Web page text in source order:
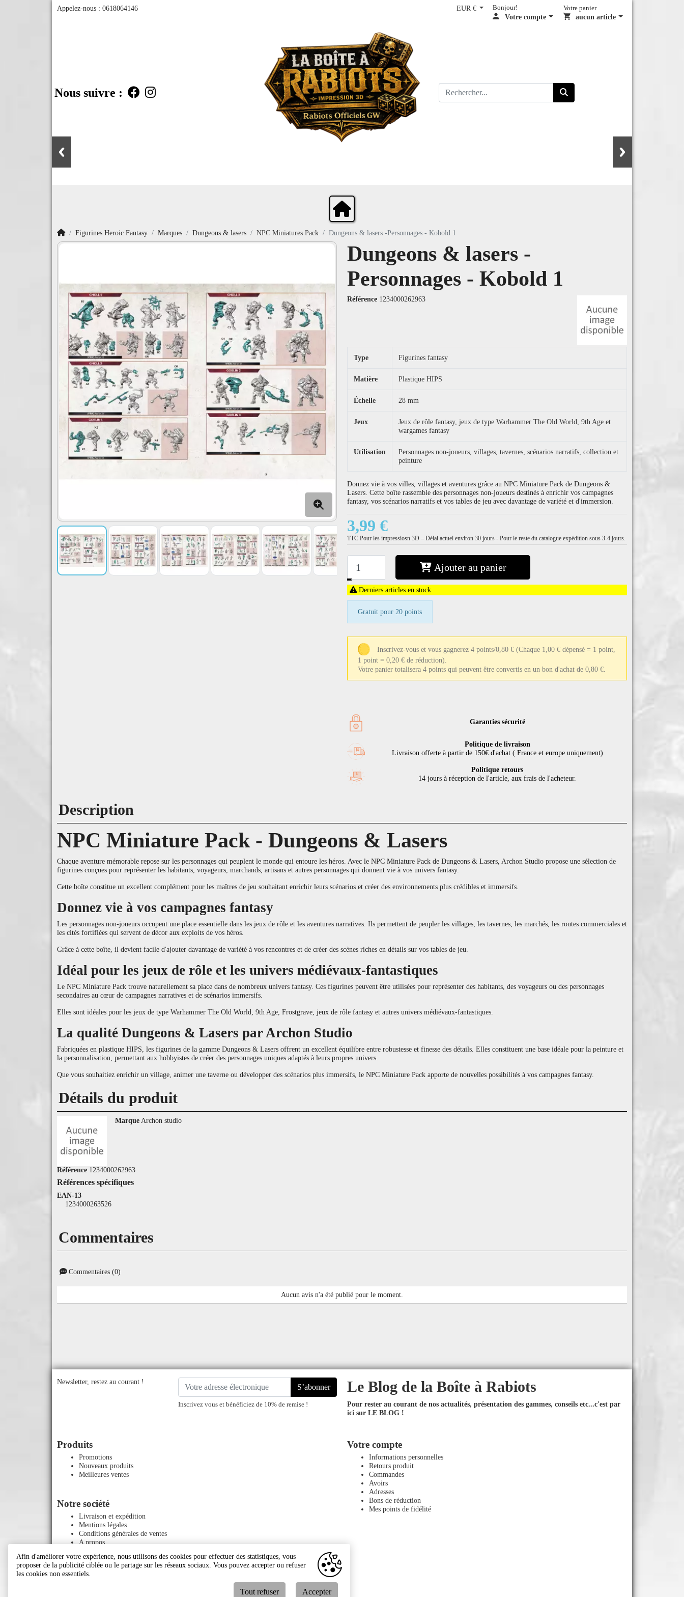
Appelez-nous : 0618064146 EUR € Bonjour!
Votre compte
Votre panier
aucun article
Nous suivre :
AccueilFigurines Heroic Fantasy Marques Dungeons & lasers NPC Miniatures Pack Dungeons & lasers -Personnages - Kobold 1
Dungeons & lasers -
Personnages - Kobold 1
Référence 1234000262963
Type Figurines fantasy
Matière Plastique HIPS
Échelle 28 mm
Jeux
Jeux de rôle fantasy, jeux de type Warhammer The Old World, 9th Age et
wargames fantasy
Utilisation
Personnages non-joueurs, villages, tavernes, scénarios narratifs, collection et
peinture
Donnez vie à vos villes, villages et aventures grâce au NPC Miniature Pack de Dungeons &
Lasers. Cette boîte rassemble des personnages non-joueurs destinés à enrichir vos campagnes
fantasy, vos scénarios narratifs et vos tables de jeu avec davantage de variété et d'immersion.
3,99 €
TTC Pour les impressiosn 3D – Délai actuel environ 30 jours - Pour le reste du catalogue expédition sous 3-4 jours.
+
−
Ajouter au panier
Derniers articles en stock
Gratuit pour 20 points
Inscrivez-vous et vous gagnerez 4 points/0,80 € (Chaque 1,00 € dépensé = 1 point,
1 point = 0,20 € de réduction).
Votre panier totalisera 4 points qui peuvent être convertis en un bon d'achat de 0,80 €.
Garanties sécurité
Politique de livraison
Livraison offerte à partir de 150€ d'achat ( France et europe uniquement)
Politique retours
14 jours à réception de l'article, aux frais de l'acheteur.
Description
NPC Miniature Pack - Dungeons & Lasers
Chaque aventure mémorable repose sur les personnages qui peuplent le monde qui entoure les héros. Avec le NPC Miniature Pack de Dungeons & Lasers, Archon Studio propose une sélection de
figurines conçues pour représenter les habitants, voyageurs, marchands, artisans et autres personnages qui donnent vie à vos univers fantasy.
Cette boîte constitue un excellent complément pour les maîtres de jeu souhaitant enrichir leurs scénarios et créer des environnements plus crédibles et immersifs.
Donnez vie à vos campagnes fantasy
Les personnages non-joueurs occupent une place essentielle dans les jeux de rôle et les aventures narratives. Ils permettent de peupler les villages, les tavernes, les marchés, les routes commerciales et
les cités fortifiées qui servent de décor aux exploits de vos héros.
Grâce à cette boîte, il devient facile d'ajouter davantage de variété à vos rencontres et de créer des scènes riches en détails sur vos tables de jeu.
Idéal pour les jeux de rôle et les univers médiévaux-fantastiques
Le NPC Miniature Pack trouve naturellement sa place dans de nombreux univers fantasy. Ces figurines peuvent être utilisées pour représenter des habitants, des voyageurs ou des personnages
secondaires au cœur de campagnes narratives et de scénarios immersifs.
Elles sont idéales pour les jeux de type Warhammer The Old World, 9th Age, Frostgrave, jeux de rôle fantasy et autres univers médiévaux-fantastiques.
La qualité Dungeons & Lasers par Archon Studio
Fabriquées en plastique HIPS, les figurines de la gamme Dungeons & Lasers offrent un excellent équilibre entre robustesse et finesse des détails. Elles constituent une base idéale pour la peinture et
la personnalisation, permettant aux hobbyistes de créer des personnages uniques adaptés à leurs propres univers.
Que vous souhaitiez enrichir un village, animer une taverne ou développer des scénarios plus immersifs, le NPC Miniature Pack apporte de nouvelles possibilités à vos campagnes fantasy.
Détails du produit
Marque Archon studio
Référence 1234000262963
Références spécifiques
EAN-13
1234000263526
Commentaires
Commentaires (0)
Aucun avis n'a été publié pour le moment.
Newsletter, restez au courant !
S’abonner
Inscrivez vous et bénéficiez de 10% de remise !
Le Blog de la Boîte à Rabiots
Pour rester au courant de nos actualités, présentation des gammes, conseils etc...c'est par
ici sur LE BLOG !
Produits
Promotions
Nouveaux produits
Meilleures ventes
Notre société
Livraison et expédition
Mentions légales
Conditions générales de ventes
A propos
Contactez-nous
Plan du site
Magasins
Votre compte
Informations personnelles
Retours produit
Commandes
Avoirs
Adresses
Bons de réduction
Mes points de fidélité
Afin d'améliorer votre expérience, nous utilisons des cookies pour effectuer des statistiques, vous
proposer de la publicité ciblée ou le partage sur les réseaux sociaux. Vous pouvez accepter ou refuser
les cookies non essentiels.
Tout refuser Accepter